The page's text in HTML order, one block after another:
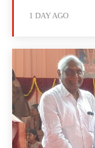
1 DAY AGO